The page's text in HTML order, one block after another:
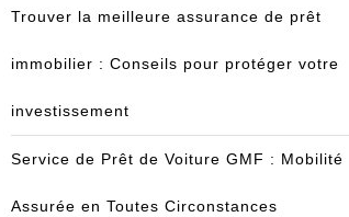
Trouver la meilleure assurance de prêt
immobilier : Conseils pour protéger votre
investissement
Service de Prêt de Voiture GMF : Mobilité
Assurée en Toutes Circonstances